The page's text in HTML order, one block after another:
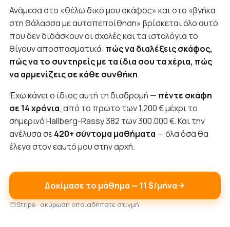
Ανάμεσα στο «θέλω δικό μου σκάφος» και στο «βγήκα
στη θάλασσα με αυτοπεποίθηση» βρίσκεται όλο αυτό
που δεν διδάσκουν οι σχολές και τα ιστολόγια το
θίγουν αποσπασματικά: πώς να διαλέξεις σκάφος,
πώς να το συντηρείς με τα ίδια σου τα χέρια, πώς
να αρμενίζεις σε κάθε συνθήκη.
Έχω κάνει ο ίδιος αυτή τη διαδρομή — πέντε σκάφη
σε 14 χρόνια, από το πρώτο των 1.200 € μέχρι το
σημερινό Hallberg-Rassy 382 των 300.000 €. Και την
ανέλυσα σε420+ σύντομα μαθήματα — όλα όσα θα
έλεγα στον εαυτό μου στην αρχή.
Δοκίμασε το μάθημα — 11 $/μήνα
Stripe · ακύρωση οποιαδήποτε στιγμή